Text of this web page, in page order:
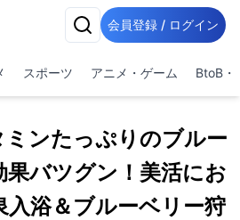
会員登録 / ログイン
スポーツ アニメ・ゲーム BtoB・
ミンたっぷりのブルー
果バツグン！美活にお
入浴＆ブルーベリー狩